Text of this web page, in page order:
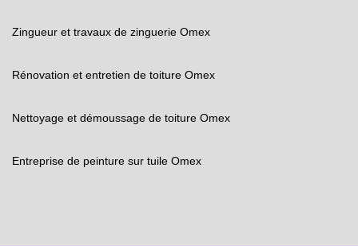
Zingueur et travaux de zinguerie Omex
Rénovation et entretien de toiture Omex
Nettoyage et démoussage de toiture Omex
Entreprise de peinture sur tuile Omex